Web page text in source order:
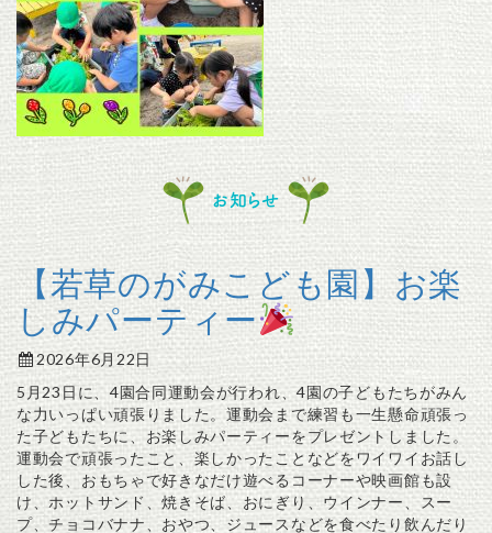
お知らせ
【若草のがみこども園】お楽
しみパーティー
2026年6月22日
5月23日に、4園合同運動会が行われ、4園の子どもたちがみん
な力いっぱい頑張りました。運動会まで練習も一生懸命頑張っ
た子どもたちに、お楽しみパーティーをプレゼントしました。
運動会で頑張ったこと、楽しかったことなどをワイワイお話し
した後、おもちゃで好きなだけ遊べるコーナーや映画館も設
け、ホットサンド、焼きそば、おにぎり、ウインナー、スー
プ、チョコバナナ、おやつ、ジュースなどを食べたり飲んだり